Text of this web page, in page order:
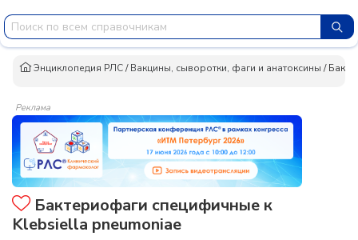
Энциклопедия РЛС/Вакцины, сыворотки, фаги и анатоксины /
Реклама
Бактериофаги специфичные к
Klebsiella pneumoniae